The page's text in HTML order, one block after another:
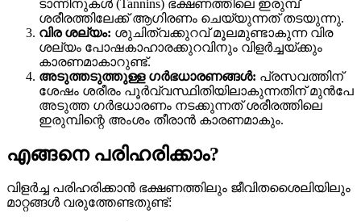
ടാന്നിനുകൾ (Tannins) ഭക്ഷണത്തിലെ ഇരുമ്പ്
ശരീരത്തിലേക്ക് ആഗിരണം ചെയ്യുന്നത് തടയുന്നു.
വിര ശല്യം: ശുചിത്വക്കുറവ് മൂലമുണ്ടാകുന്ന വിര
ശല്യം പോഷകാഹാരക്കുറവിനും വിളർച്ചയ്ക്കും
കാരണമാകാറുണ്ട്.
അടുത്തടുത്തുള്ള ഗർഭധാരണങ്ങൾ: പ്രസവത്തിന്
ശേഷം ശരീരം പൂർവ്വസ്ഥിതിയിലാകുന്നതിന് മുൻപേ
അടുത്ത ഗർഭധാരണം നടക്കുന്നത് ശരീരത്തിലെ
ഇരുമ്പിന്റെ അംശം തീരാൻ കാരണമാകും.
എങ്ങനെ പരിഹരിക്കാം?
വിളർച്ച പരിഹരിക്കാൻ ഭക്ഷണത്തിലും ജീവിതശൈലിയിലും
മാറ്റങ്ങൾ വരുത്തേണ്ടതുണ്ട്: